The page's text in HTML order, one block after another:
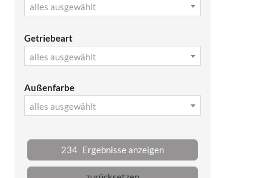
alles ausgewählt
Getriebeart
alles ausgewählt
Außenfarbe
alles ausgewählt
234 Ergebnisse anzeigen